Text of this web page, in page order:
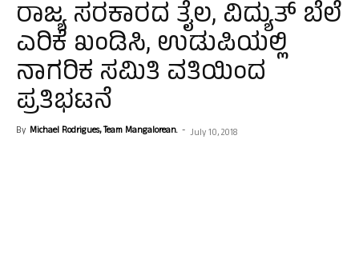
ರಾಜ್ಯ ಸರಕಾರದ ತೈಲ, ವಿದ್ಯುತ್ ಬೆಲೆ
ಎರಿಕೆ ಖಂಡಿಸಿ, ಉಡುಪಿಯಲ್ಲಿ
ನಾಗರಿಕ ಸಮಿತಿ ವತಿಯಿಂದ
ಪ್ರತಿಭಟನೆ
By Michael Rodrigues, Team Mangalorean. - July 10, 2018